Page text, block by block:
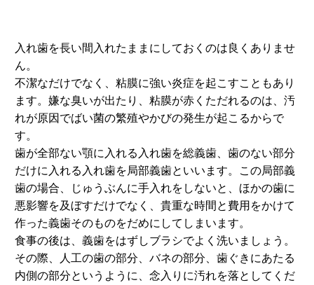
入れ歯を長い間入れたままにしておくのは良くありませ
ん。
不潔なだけでなく、粘膜に強い炎症を起こすこともあり
ます。嫌な臭いが出たり、粘膜が赤くただれるのは、汚
れが原因でばい菌の繁殖やかびの発生が起こるからで
す。
歯が全部ない顎に入れる入れ歯を総義歯、歯のない部分
だけに入れる入れ歯を局部義歯といいます。この局部義
歯の場合、じゅうぶんに手入れをしないと、ほかの歯に
悪影響を及ぼすだけでなく、貴重な時間と費用をかけて
作った義歯そのものをだめにしてしまいます。
食事の後は、義歯をはずしブラシでよく洗いましょう。
その際、人工の歯の部分、バネの部分、歯ぐきにあたる
内側の部分というように、念入りに汚れを落としてくだ